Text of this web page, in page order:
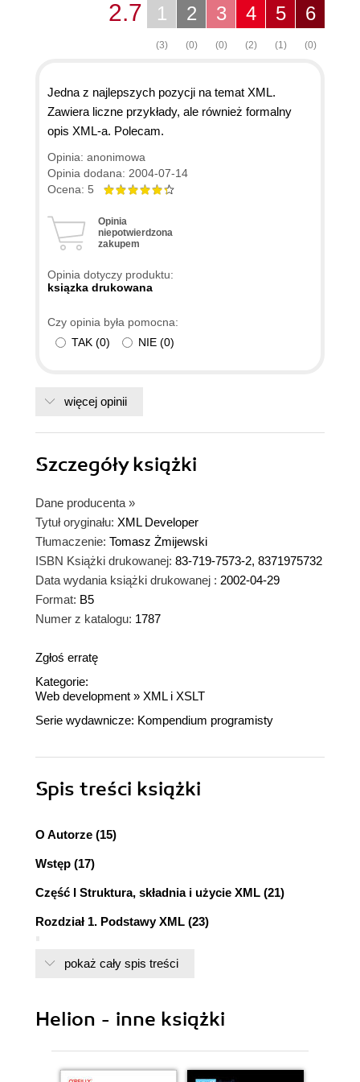
6
(0)
5
(1)
4
(2)
3
(0)
2
(0)
1
(3)
2.7
Jedna z najlepszych pozycji na temat XML.
Zawiera liczne przykłady, ale również formalny
opis XML-a. Polecam.
Opinia: anonimowa
Opinia dodana: 2004-07-14
Ocena: 5
Opinia
niepotwierdzona
zakupem
Opinia dotyczy produktu:
ksiązka drukowana
Czy opinia była pomocna:
TAK (0) NIE (0)
więcej opinii
Szczegółyksiążki
Dane producenta »
Tytuł oryginału: XML Developer
Tłumaczenie: Tomasz Żmijewski
ISBN Książki drukowanej: 83-719-7573-2, 8371975732
Data wydania książki drukowanej : 2002-04-29
Format: B5
Numer z katalogu: 1787
Zgłoś erratę
Kategorie:
Web development » XML i XSLT
Serie wydawnicze: Kompendium programisty
Spis treści książki
O Autorze (15)
Wstęp (17)
Część I Struktura, składnia i użycie XML (21)
Rozdział 1. Podstawy XML (23)
Mity na temat znaczników (23)
Definicja ścisła (29)
pokaż cały spis treści
Helion - inne książki